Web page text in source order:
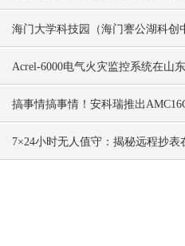
唐山普洛斯物流园项目中的应用
海门大学科技园（海门謇公湖科创
心） 建筑能耗监测系统的应用
Acrel-6000电气火灾监控系统在山
司登的应用
搞事情搞事情！安科瑞推出
系列配电监控箱
7×24小时无人值守：揭秘远程抄表